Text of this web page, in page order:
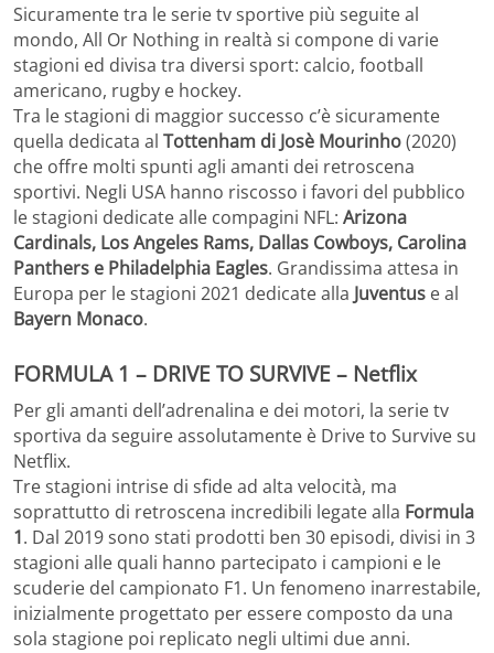
Sicuramente tra le serie tv sportive più seguite al
mondo, All Or Nothing in realtà si compone di varie
stagioni ed divisa tra diversi sport: calcio, football
americano, rugby e hockey.
Tra le stagioni di maggior successo c’è sicuramente
quella dedicata al Tottenham di Josè Mourinho(2020)
che offre molti spunti agli amanti dei retroscena
sportivi. Negli USA hanno riscosso i favori del pubblico
le stagioni dedicate alle compagini NFL: Arizona
Cardinals, Los Angeles Rams, Dallas Cowboys, Carolina
Panthers e Philadelphia Eagles. Grandissima attesa in
Europa per le stagioni 2021 dedicate alla Juventus e al
Bayern Monaco.
FORMULA 1 – DRIVE TO SURVIVE – Netflix
Per gli amanti dell’adrenalina e dei motori, la serie tv
sportiva da seguire assolutamente è Drive to Survive su
Netflix.
Tre stagioni intrise di sfide ad alta velocità, ma
soprattutto di retroscena incredibili legate alla Formula
1. Dal 2019 sono stati prodotti ben 30 episodi, divisi in 3
stagioni alle quali hanno partecipato i campioni e le
scuderie del campionato F1. Un fenomeno inarrestabile,
inizialmente progettato per essere composto da una
sola stagione poi replicato negli ultimi due anni.